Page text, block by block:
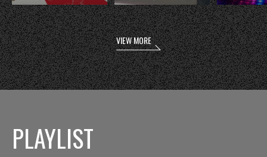
VIEW MORE
PLAYLIST